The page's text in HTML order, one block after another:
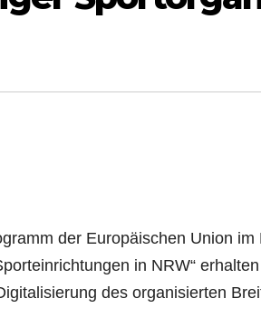
der Europäischen Union
in NRW“
des organisierten